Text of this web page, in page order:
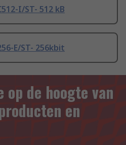
I/ST- 512 kB
E/ST- 256kbit
op de hoogte van
en